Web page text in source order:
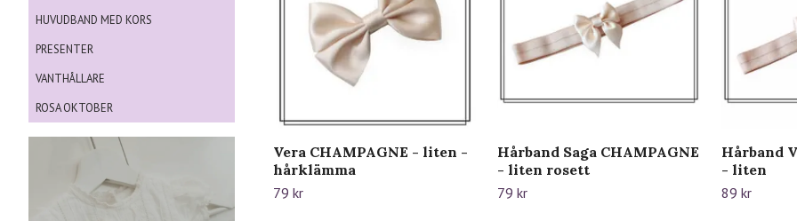
HUVUDBAND MED KORS
PRESENTER
VANTHÅLLARE
ROSA OKTOBER
Vera CHAMPAGNE - liten -
hårklämma
79 kr
Hårband Saga CHAMPAGNE
- liten rosett
79 kr
Hårband
- liten
89 kr